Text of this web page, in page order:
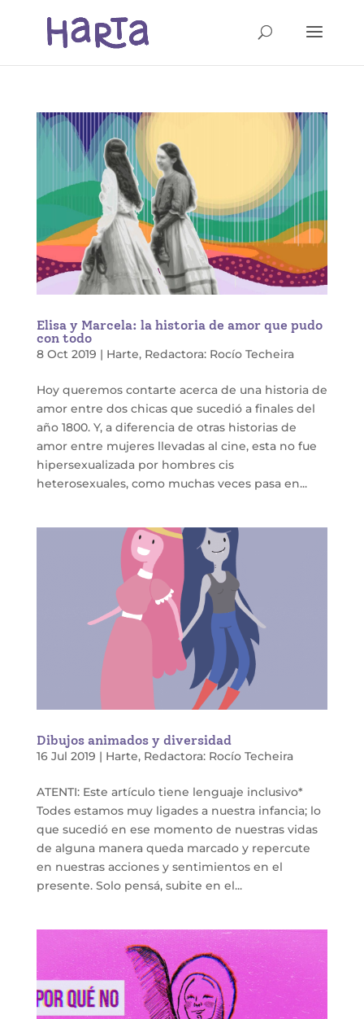
Elisa y Marcela: la historia de amor que pudo
con todo
8 Oct 2019 | Harte, Redactora: Rocío Techeira
Hoy queremos contarte acerca de una historia de
amor entre dos chicas que sucedió a finales del
año 1800. Y, a diferencia de otras historias de
amor entre mujeres llevadas al cine, esta no fue
hipersexualizada por hombres cis
heterosexuales, como muchas veces pasa en...
Dibujos animados y diversidad
16 Jul 2019 | Harte, Redactora: Rocío Techeira
ATENTI: Este artículo tiene lenguaje inclusivo*
Todes estamos muy ligades a nuestra infancia; lo
que sucedió en ese momento de nuestras vidas
de alguna manera queda marcado y repercute
en nuestras acciones y sentimientos en el
presente. Solo pensá, subite en el...